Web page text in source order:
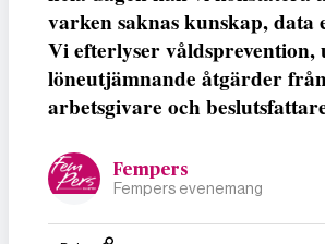
varken saknas kunskap, data
Vi efterlyser våldsprevention,
löneutjämnande åtgärder
arbetsgivare och
Fempers
Fempers evenemang